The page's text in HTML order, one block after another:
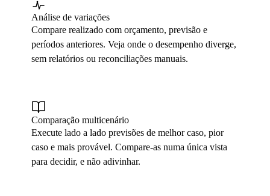
Análise de variações
Compare realizado com orçamento, previsão e
períodos anteriores. Veja onde o desempenho diverge,
sem relatórios ou reconciliações manuais.
Comparação multicenário
Execute lado a lado previsões de melhor caso, pior
caso e mais provável. Compare-as numa única vista
para decidir, e não adivinhar.